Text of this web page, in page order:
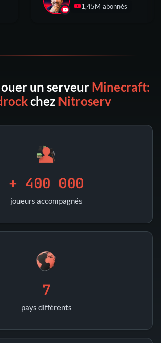
1,45M abonnés
un serveur Minecraft:
chez Nitroserv
+ 400 000
joueurs accompagnés
7
pays différents